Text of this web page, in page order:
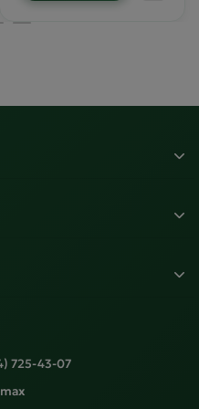
725-43-07
max